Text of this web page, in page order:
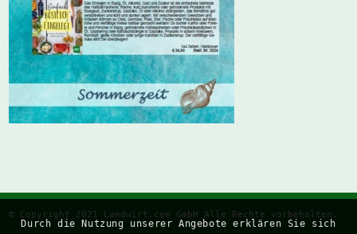
© Copyright 2021 Landwirt.com GmbH Alle Rechte vorbehalten.
Durch die Nutzung unserer Angebote erklären Sie sich